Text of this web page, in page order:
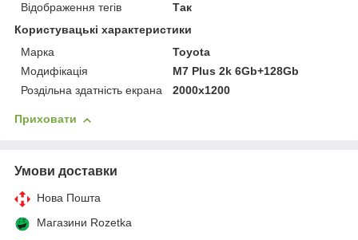
Відображення тегів
Так
Користувацькі характеристики
Марка
Toyota
Модифікація
M7 Plus 2k 6Gb+128Gb
Роздільна здатність екрана
2000x1200
Приховати
Умови доставки
Нова Пошта
Магазини Rozetka